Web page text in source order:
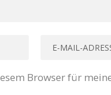
Browser für